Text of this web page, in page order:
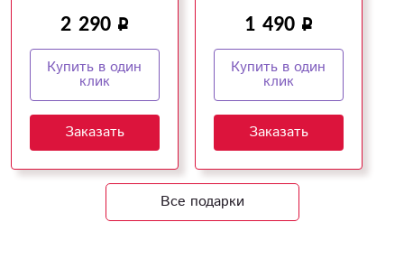
2 290
Купить в один
клик
Заказать
1 490
Купить в один
клик
Заказать
Все подарки